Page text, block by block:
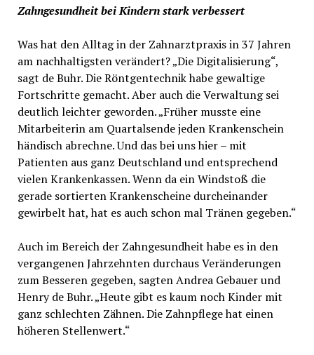
Zahngesundheit bei Kindern stark verbessert
Was hat den Alltag in der Zahnarztpraxis in 37 Jahren
am nachhaltigsten verändert? „Die Digitalisierung“,
sagt de Buhr. Die Röntgentechnik habe gewaltige
Fortschritte gemacht. Aber auch die Verwaltung sei
deutlich leichter geworden. „Früher musste eine
Mitarbeiterin am Quartalsende jeden Krankenschein
händisch abrechne. Und das bei uns hier – mit
Patienten aus ganz Deutschland und entsprechend
vielen Krankenkassen. Wenn da ein Windstoß die
gerade sortierten Krankenscheine durcheinander
gewirbelt hat, hat es auch schon mal Tränen gegeben.“
Auch im Bereich der Zahngesundheit habe es in den
vergangenen Jahrzehnten durchaus Veränderungen
zum Besseren gegeben, sagten Andrea Gebauer und
Henry de Buhr. „Heute gibt es kaum noch Kinder mit
ganz schlechten Zähnen. Die Zahnpflege hat einen
höheren Stellenwert.“